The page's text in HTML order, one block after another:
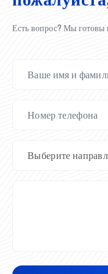
Есть вопрос? Мы готовы